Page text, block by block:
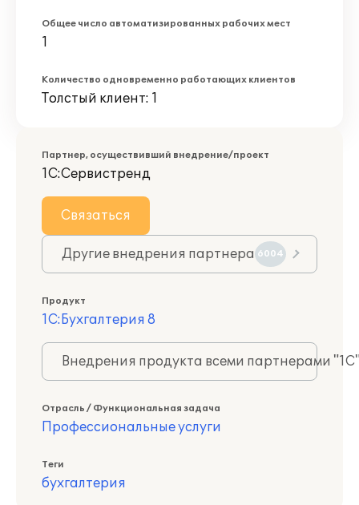
Общее число автоматизированных рабочих мест
1
Количество одновременно работающих клиентов
Толстый клиент: 1
Партнер, осуществивший внедрение/проект
1С:Сервистренд
Связаться
Другие внедрения партнера 6004
Продукт
1С:Бухгалтерия 8
Внедрения продукта всеми партнерами
Отрасль / Функциональная задача
Профессиональные услуги
Теги
бухгалтерия